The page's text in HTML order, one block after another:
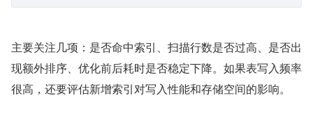
主要关注几项：是否命中索引、扫描行数是否过高、是否出
现额外排序、优化前后耗时是否稳定下降。如果表写入频率
很高，还要评估新增索引对写入性能和存储空间的影响。